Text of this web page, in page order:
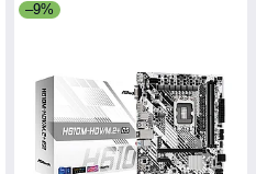
–9%